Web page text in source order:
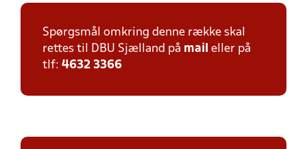
Spørgsmål omkring denne række skal
rettes til DBU Sjælland på mail eller på
tlf: 4632 3366